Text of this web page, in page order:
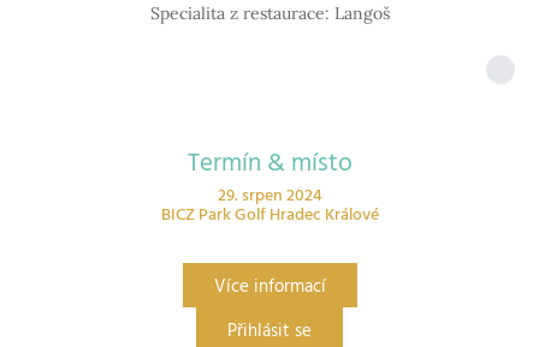
Specialita z restaurace: Langoš
Termín & místo
29. srpen 2024
BICZ Park Golf Hradec Králové
Více informací
Přihlásit se